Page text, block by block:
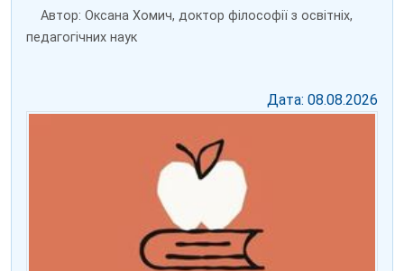
Автор: Оксана Хомич, доктор філософії з освітніх,
педагогічних наук
Дата: 08.08.2026